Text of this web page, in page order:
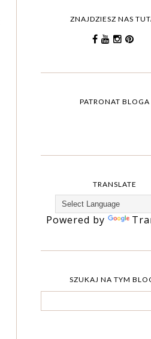
ZNAJDZIESZ NAS
PATRONAT BLOGA
TRANSLATE
Powered by
SZUKAJ NA TYM